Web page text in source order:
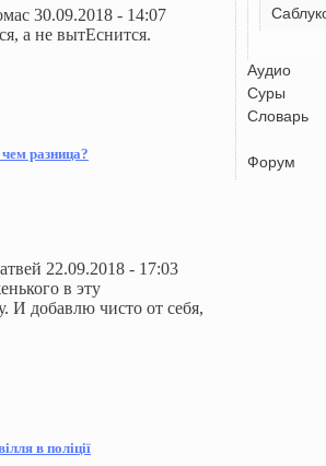
Аудио
Суры
Словарь
Форум
30.09.2018 - 14:07
а не вытЕснится.
разница?
22.09.2018 - 17:03
в эту
И добавлю чисто от себя,
в поліції